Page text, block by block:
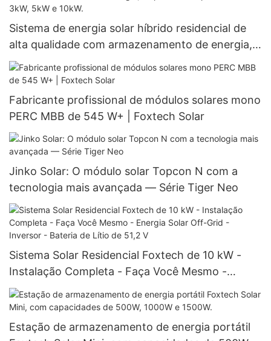
Sistema de energia solar híbrido residencial de
alta qualidade com armazenamento de energia,
disponível nas potências de 3kW, 5kW e 10kW.
Fabricante profissional de módulos solares mono
PERC MBB de 545 W+ | Foxtech Solar
Jinko Solar: O módulo solar Topcon N com a
tecnologia mais avançada — Série Tiger Neo
Sistema Solar Residencial Foxtech de 10 kW -
Instalação Completa - Faça Você Mesmo -
Energia Solar Off-Grid - Inversor - Bateria de
Lítio de 51,2 V
Estação de armazenamento de energia portátil